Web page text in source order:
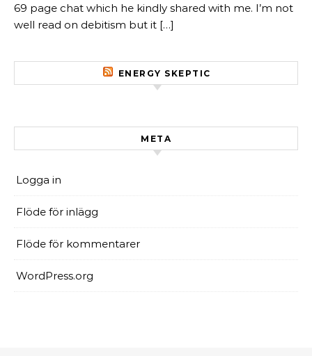
69 page chat which he kindly shared with me. I’m not
well read on debitism but it […]
ENERGY SKEPTIC
META
Logga in
Flöde för inlägg
Flöde för kommentarer
WordPress.org